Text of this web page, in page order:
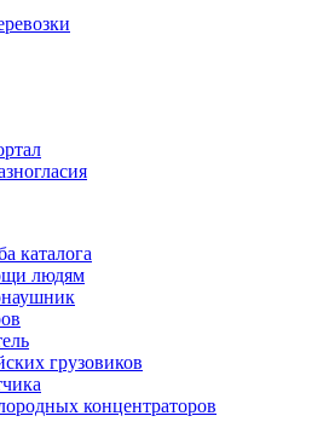
каталога
людям
грузовиков
концентраторов